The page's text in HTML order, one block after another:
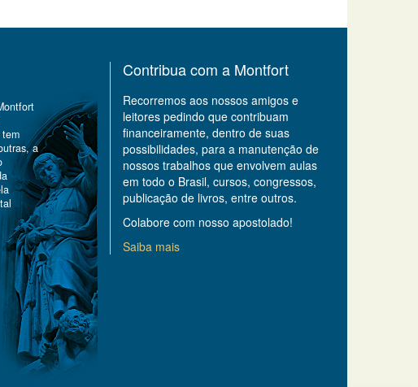
a
Contribua com a Montfort
Recorremos aos nossos amigos e
leitores pedindo que contribuam
financeiramente, dentro de suas
possibilidades, para a manutenção de
nossos trabalhos que envolvem aulas
em todo o Brasil, cursos, congressos,
publicação de livros, entre outros.
Colabore com nosso apostolado!
Saiba mais